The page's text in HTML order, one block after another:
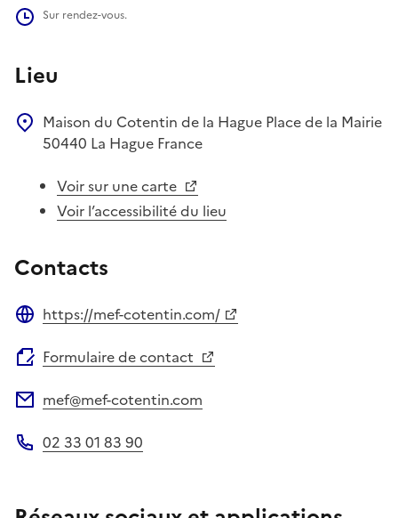
Sur rendez-vous.
Lieu
Maison du Cotentin de la Hague Place de la Mairie
50440 La Hague France
Voir sur une carte
Voir l’accessibilité du lieu
Contacts
https://mef-cotentin.com/
Formulaire de contact
mef@mef-cotentin.com
02 33 01 83 90